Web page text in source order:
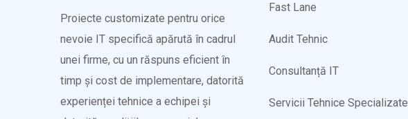
Proiecte customizate pentru orice
nevoie IT specifică apărută în cadrul
unei firme, cu un răspuns eficient în
timp și cost de implementare, datorită
experienței tehnice a echipei și
Fast Lane
Audit Tehnic
Consultanță IT
Servicii Tehnice Specializate